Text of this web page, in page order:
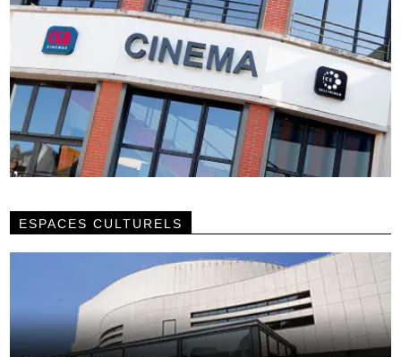
ESPACES CULTURELS